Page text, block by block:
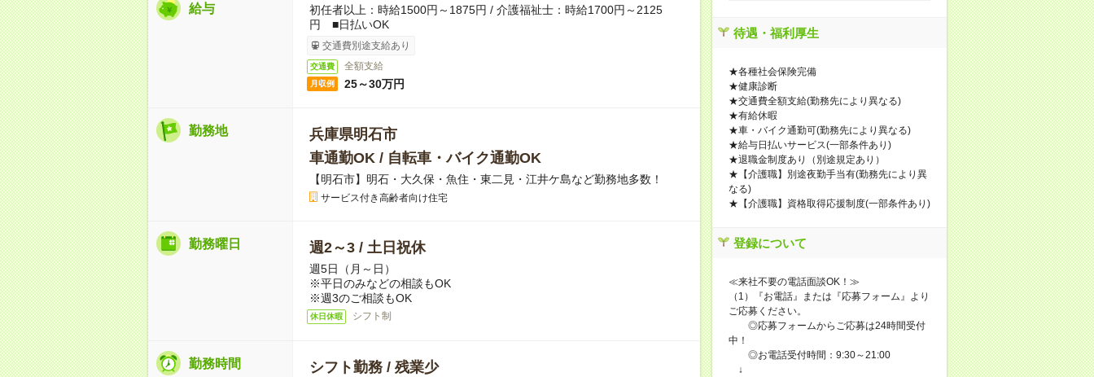
給与
初任者以上：時給1500円～1875円 / 介護福祉士：時給1700円～2125
円 ■日払いOK
交通費別途支給あり
交通費 全額支給
月収例 25～30万円
勤務地
兵庫県明石市
車通勤OK / 自転車・バイク通勤OK
【明石市】明石・大久保・魚住・東二見・江井ケ島など勤務地多数！
サービス付き高齢者向け住宅
勤務曜日 週2～3 / 土日祝休
週5日（月～日）
※平日のみなどの相談もOK
※週3のご相談もOK
休日休暇 シフト制
勤務時間 シフト勤務 / 残業少
待遇・福利厚生
★各種社会保険完備
★健康診断
★交通費全額支給(勤務先により異なる)
★有給休暇
★車・バイク通勤可(勤務先により異なる)
★給与日払いサービス(一部条件あり)
★退職金制度あり（別途規定あり）
★【介護職】別途夜勤手当有(勤務先により異
なる)
★【介護職】資格取得応援制度(一部条件あり)
登録について
≪来社不要の電話面談OK！≫
（1）『お電話』または『応募フォーム』より
ご応募ください。
◎応募フォームからご応募は24時間受付
中！
◎お電話受付時間：9:30～21:00
↓